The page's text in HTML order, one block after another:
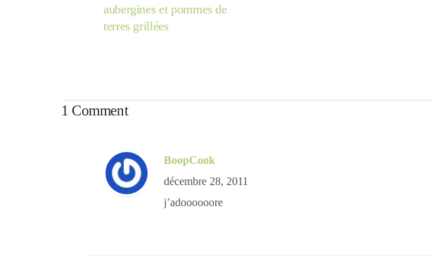
aubergines et pommes de
terres grillées
1 Comment
BoopCook
décembre 28, 2011
j’adoooooore